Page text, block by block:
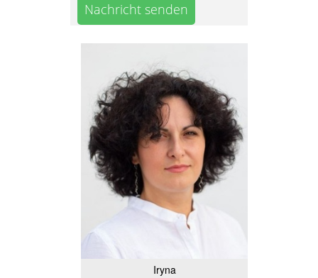
Nachricht senden
Iryna